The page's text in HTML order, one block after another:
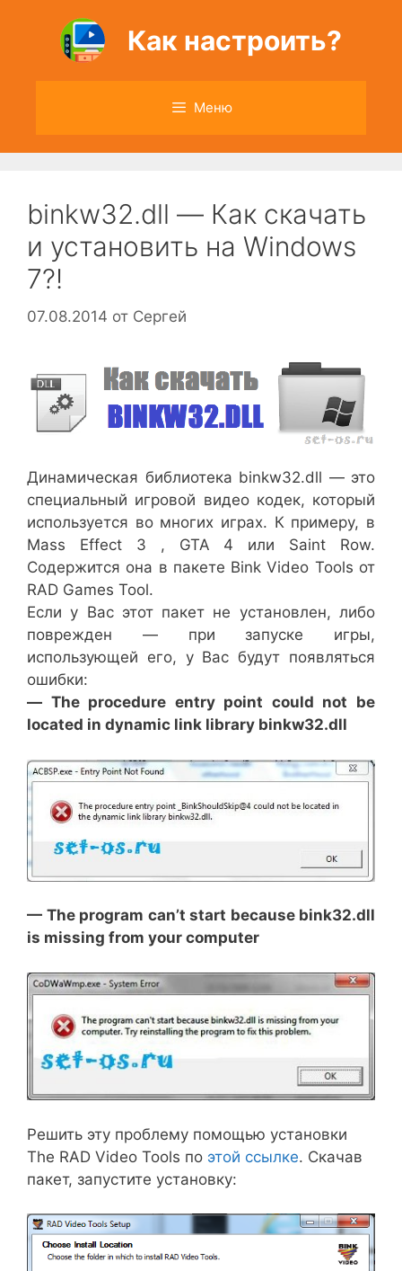
содержимому
Как настроить?
Меню
binkw32.dll — Как скачать
и установить на Windows
7?!
07.08.2014 от Сергей
Динамическая библиотека binkw32.dll — это
специальный игровой видео кодек, который
используется во многих играх. К примеру, в
Mass Effect 3 , GTA 4 или Saint Row.
Содержится она в пакете Bink Video Tools от
RAD Games Tool.
Если у Вас этот пакет не установлен, либо
поврежден — при запуске игры,
использующей его, у Вас будут появляться
ошибки:
— The procedure entry point could not be
located in dynamic link library binkw32.dll
— The program can’t start because bink32.dll
is missing from your computer
Решить эту проблему помощью установки
The RAD Video Tools по этой ссылке. Скачав
пакет, запустите установку: